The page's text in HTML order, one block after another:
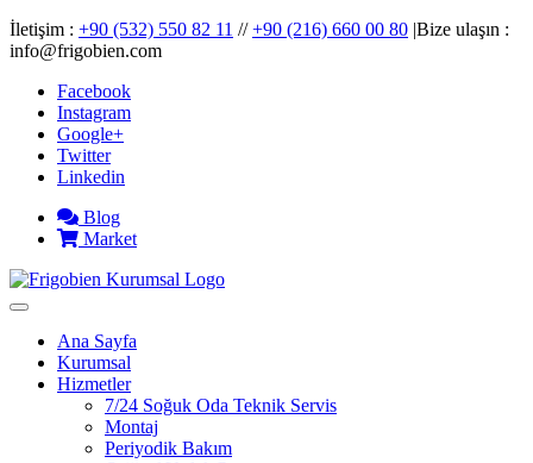
İletişim : +90 (532) 550 82 11 //+90 (216) 660 00 80 |Bize ulaşın :
info@frigobien.com
Facebook
Instagram
Google+
Twitter
Linkedin
Blog
Market
Ana Sayfa
Kurumsal
Hizmetler
7/24 Soğuk Oda Teknik Servis
Montaj
Periyodik Bakım